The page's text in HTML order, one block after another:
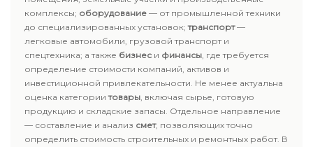
комплексы; оборудование — от промышленной техники
до специализированных установок;транспорт—
легковые автомобили, грузовой транспорт и
спецтехника; а также бизнес и финансы, где требуется
определение стоимости компаний, активов и
инвестиционной привлекательности. Не менее актуальна
оценка категориитовары, включая сырье, готовую
продукцию и складские запасы. Отдельное направление
— составление и анализ смет, позволяющих точно
определить стоимость строительных и ремонтных работ. В